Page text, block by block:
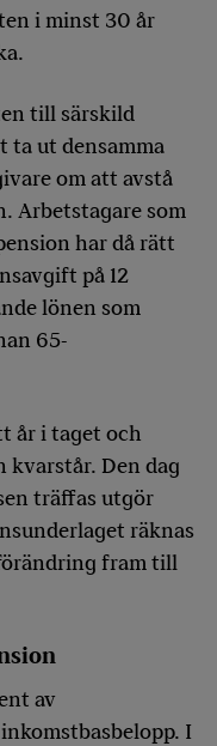
i minst 30 år
till särskild
ta ut densamma
om att avstå
Arbetstagare som
har då rätt
på 12
lönen som
65-
år i taget och
Den dag
träffas utgör
räknas
fram till
av
I